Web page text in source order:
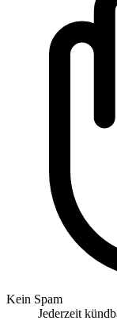
Kein Spam
Jederzeit